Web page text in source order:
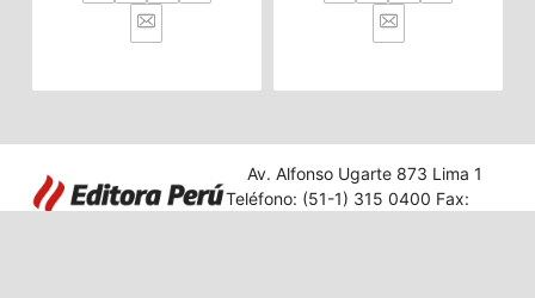
predecir
trastornos del
cerebral desde
prenatal hasta
temprana.
enfocada en
investigación,
y desarrollo
impacto en
diversos
sectores.
Av. Alfonso Ugarte 873 Lima 1
Teléfono: (51-1) 315 0400 Fax: